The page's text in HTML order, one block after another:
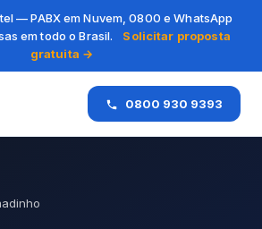
— PABX em Nuvem, 0800 e WhatsApp
em todo o Brasil.
Solicitar proposta
gratuita →
0800 930 9393